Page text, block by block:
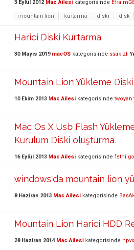
3 Eylül 2012 Mac Ailesi kategorisinde
mountain-lion kurtarma diski disk
Harici Diski Kurtarma
30 Mayıs 2019 macOS kategorisinde ssakizli
Mountain Lion Yükleme
10 Ekim 2013 Mac Ailesi kategorisinde twoyan
Mac Os X Usb Flash
Kurulum Diski oluşturma.
16 Eylül 2013 Mac Ailesi kategorisinde
windows'da mountain lion
8 Haziran 2013 Mac Ailesi kategorisinde
Mountain Lion Harici HDD
28 Haziran 2014 Mac Ailesi kategorisinde